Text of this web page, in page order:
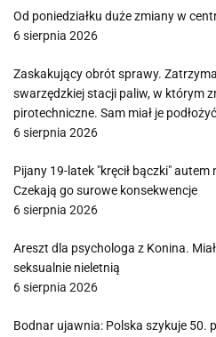
Od poniedziałku duże zmiany w
6 sierpnia 2026
Zaskakujący obrót sprawy.
swarzędzkiej stacji paliw, w którym
pirotechniczne. Sam miał je podłożyć
6 sierpnia 2026
Pijany 19-latek "kręcił bączki"
Czekają go surowe konsekwencje
6 sierpnia 2026
Areszt dla psychologa z Konina.
seksualnie nieletnią
6 sierpnia 2026
Bodnar ujawnia: Polska szykuje 50.